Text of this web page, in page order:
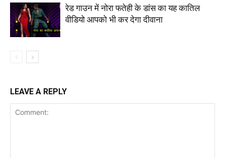
रेड गाउन में नोरा फतेही के डांस का यह कातिल
वीडियो आपको भी कर देगा दीवाना
LEAVE A REPLY